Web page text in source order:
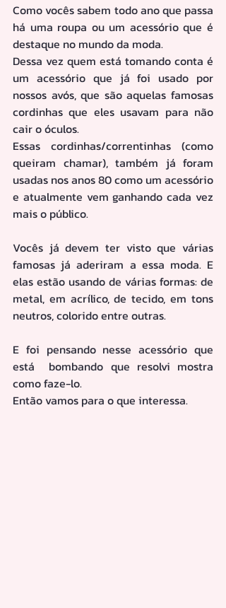
Como vocês sabem todo ano que passa
há uma roupa ou um acessório que é
destaque no mundo da moda.
Dessa vez quem está tomando conta é
um acessório que já foi usado por
nossos avós, que são aquelas famosas
cordinhas que eles usavam para não
cair o óculos.
Essas cordinhas/correntinhas (como
queiram chamar), também já foram
usadas nos anos 80 como um acessório
e atualmente vem ganhando cada vez
mais o público.
Vocês já devem ter visto que várias
famosas já aderiram a essa moda. E
elas estão usando de várias formas: de
metal, em acrílico, de tecido, em tons
neutros, colorido entre outras.
E foi pensando nesse acessório que
está  bombando que resolvi mostra
como faze-lo.
Então vamos para o que interessa.